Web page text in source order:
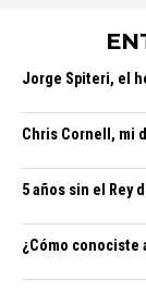
Jorge Spiteri, el
Chris Cornell, mi
5 años sin el Rey
¿Cómo conociste